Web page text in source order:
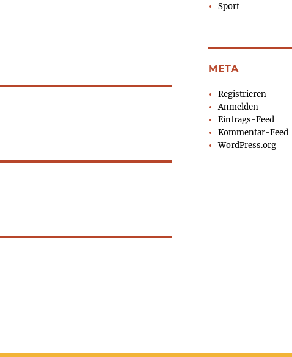
Sport
META
Registrieren
Anmelden
Eintrags-Feed
Kommentar-Feed
WordPress.org